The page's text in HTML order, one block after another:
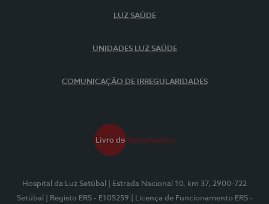
LUZ SAÚDE
UNIDADES LUZ SAÚDE
COMUNICAÇÃO DE IRREGULARIDADES
Hospital da Luz Setúbal
| Estrada Nacional 10, km 37, 2900-722
Setúbal
| Registo ERS - E105259
| Licença de Funcionamento ERS -